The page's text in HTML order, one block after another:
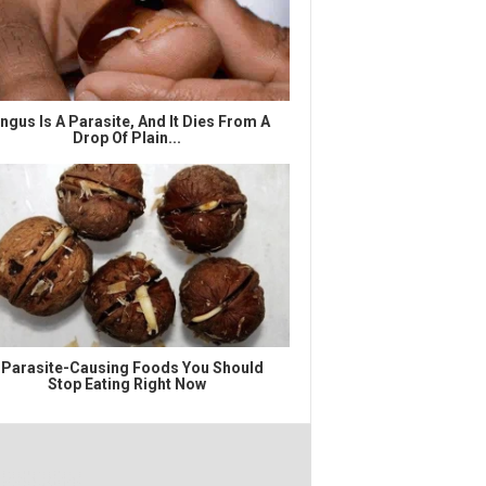
Is A Parasite, And It Dies From A
Drop Of Plain...
Causing Foods You Should
Stop Eating Right Now